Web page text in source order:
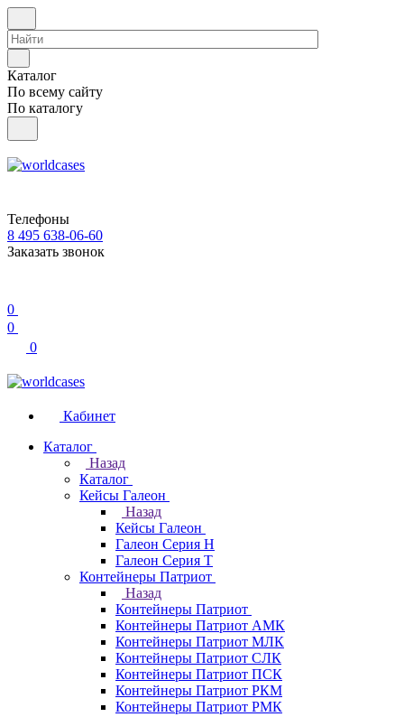
Каталог
По всему сайту
По каталогу
Телефоны
8 495 638-06-60
Заказать звонок
0
0
0
Кабинет
Каталог
Назад
Каталог
Кейсы Галеон
Назад
Кейсы Галеон
Галеон Серия Н
Галеон Серия Т
Контейнеры Патриот
Назад
Контейнеры Патриот
Контейнеры Патриот АМК
Контейнеры Патриот МЛК
Контейнеры Патриот CЛК
Контейнеры Патриот ПСК
Контейнеры Патриот РКМ
Контейнеры Патриот РМК